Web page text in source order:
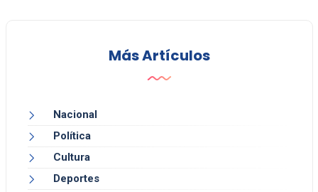
Más Artículos
Nacional
Política
Cultura
Deportes